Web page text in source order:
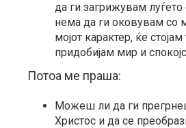
да ги загрижувам луѓето
нема да ги оковувам со
мојот карактер, ќе стојам
придобијам мир и
Потоа ме праша:
Можеш ли да ги
Христос и да се